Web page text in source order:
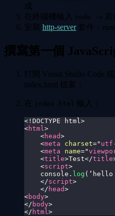
成
在終端機輸入 node -v 若
安裝 http-server套件：
撰寫第一個
打開 Visual Studio Code
index.html 檔案：
在 index.html 輸入：
<! DOCTYPE html >
<html >
<head>
<meta charset="
<meta name="
<title>Test</title
<script>
console . log ( ‘hello
</script>
</ head>
<body>
</ body>
</ html >